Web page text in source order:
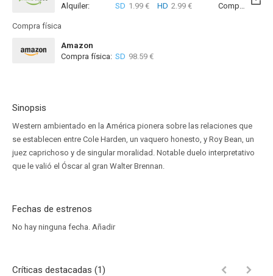
Alquiler:
SD 1.99 € HD 2.99 € Compra: SD
Compra física
Amazon
Compra física: SD 98.59 €
Sinopsis
Western ambientado en la América pionera sobre las relaciones que
se establecen entre Cole Harden, un vaquero honesto, y Roy Bean, un
juez caprichoso y de singular moralidad. Notable duelo interpretativo
que le valió el Óscar al gran Walter Brennan.
Fechas de estrenos
No hay ninguna fecha. Añadir
Críticas destacadas (1)